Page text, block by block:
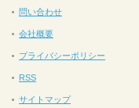
問い合わせ
会社概要
プライバシーポリシー
RSS
サイトマップ